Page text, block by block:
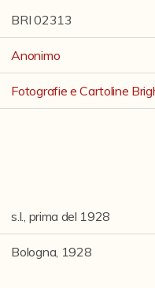
BRI 02313
Anonimo
Fotografie e Cartoline
s.l., prima del 1928
Bologna, 1928